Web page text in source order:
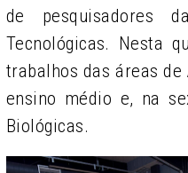
de pesquisadores
Tecnológicas. Nesta
trabalhos das áreas
ensino médio e, na
Biológicas.